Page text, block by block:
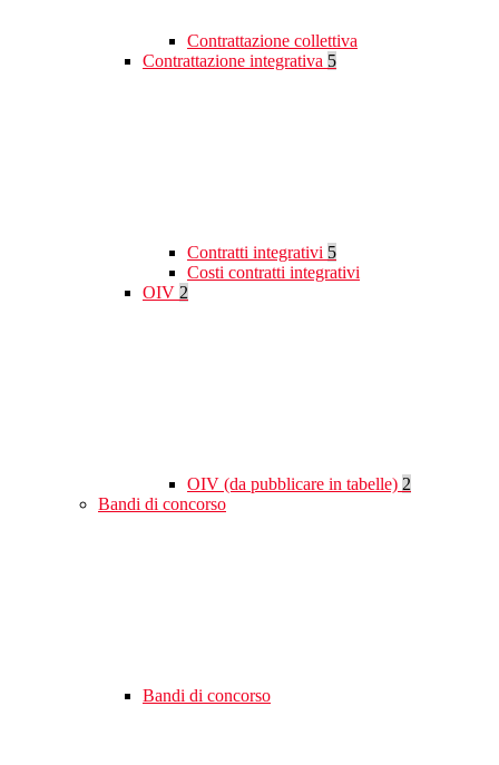
Contrattazione collettiva
Contrattazione integrativa 5
Contratti integrativi 5
Costi contratti integrativi
OIV 2
OIV (da pubblicare in tabelle) 2
Bandi di concorso
Bandi di concorso